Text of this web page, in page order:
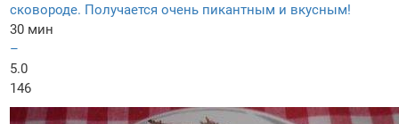
сковороде. Получается очень пикантным и вкусным!
30 мин
–
5.0
146